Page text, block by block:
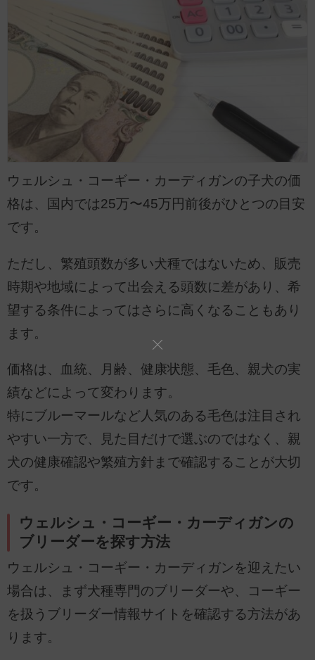
ウェルシュ・コーギー・カーディガンの子犬の価
格は、国内では25万〜45万円前後がひとつの目安
です。
ただし、繁殖頭数が多い犬種ではないため、販売
時期や地域によって出会える頭数に差があり、希
望する条件によってはさらに高くなることもあり
ます。
価格は、血統、月齢、健康状態、毛色、親犬の実
績などによって変わります。
特にブルーマールなど人気のある毛色は注目され
やすい一方で、見た目だけで選ぶのではなく、親
犬の健康確認や繁殖方針まで確認することが大切
です。
ウェルシュ・コーギー・カーディガンの
ブリーダーを探す方法
ウェルシュ・コーギー・カーディガンを迎えたい
場合は、まず犬種専門のブリーダーや、コーギー
を扱うブリーダー情報サイトを確認する方法があ
ります。